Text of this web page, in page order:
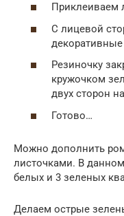
Приклеиваем
С лицевой
Резиночку
кружочком
двух сторон
Готово…
Можно дополнить
листочками. В
белых и 3 зеленых
Делаем острые